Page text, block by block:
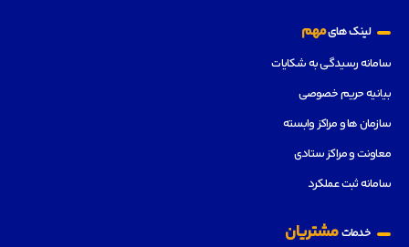
لینک هایمهم
سامانه رسیدگی به شکایات
بیانیه حریم خصوصی
سازمان ها و مراکز وابسته
معاونت و مراکز ستادی
سامانه ثبت عملکرد
خدماتمشتریان